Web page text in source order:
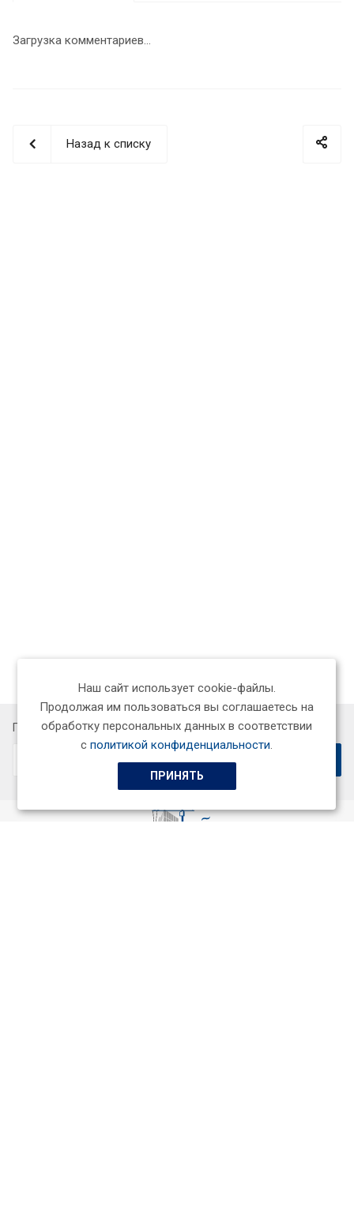
Загрузка комментариев...
Назад к списку
Подписывайтесь на новости и акции:
Наш сайт использует cookie-файлы.
Продолжая им пользоваться вы соглашаетесь на
обработку персональных данных в соответствии
сполитикой конфиденциальности.
ПРИНЯТЬ